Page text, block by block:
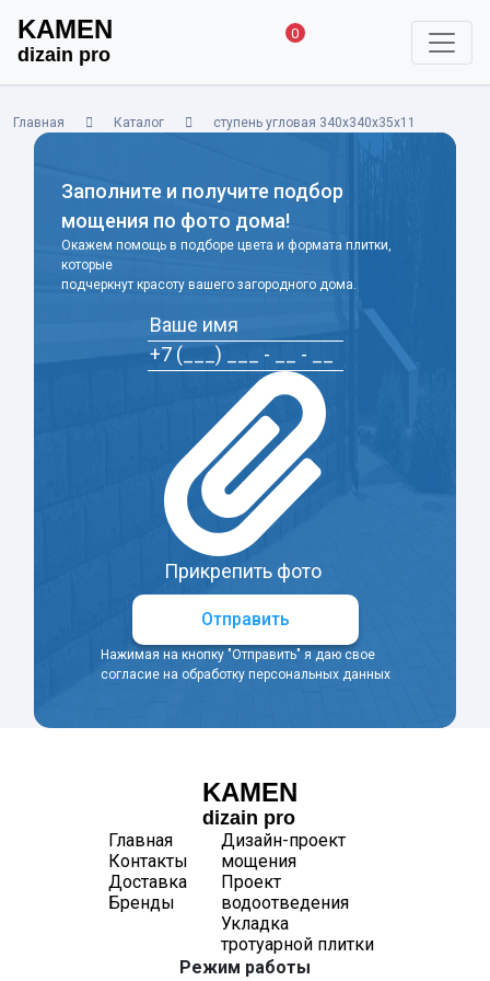
KAMEN
dizain pro
0
Главная Каталог ступень угловая 340х340х35х11
Заполните и получите подбор
мощения по фото дома!
Окажем помощь в подборе цвета и формата плитки,
которые
подчеркнут красоту вашего загородного дома.
Прикрепить фото
Отправить
Нажимая на кнопку "Отправить" я даю свое
согласие на обработку персональных данных
KAMEN
dizain pro
Главная
Контакты
Доставка
Бренды
Дизайн-проект
мощения
Проект
водоотведения
Укладка
тротуарной плитки
Режим работы